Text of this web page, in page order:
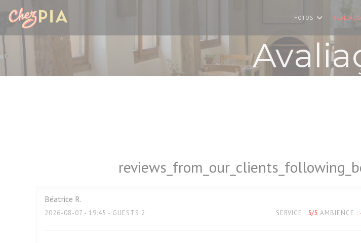
Painel de Gerenciamento de Cookies
FOTOS
Béatrice R
2026-08-07 - 19:45 - GUESTS 2 SERVICE : 5/5 AMBIENCE :